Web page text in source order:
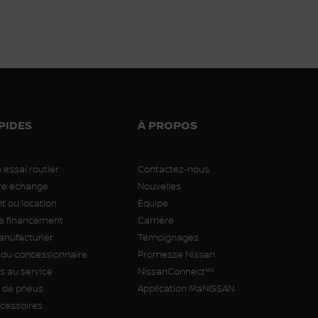
essai routier
échange
ou location
financement
concessionnaire
au service
pneus
À PROPOS
Contactez-nous
Nouvelles
Équipe
Carrière
Témoignages
Promesse Nissan
NissanConnectᴹᴰ
Application MaNISSAN